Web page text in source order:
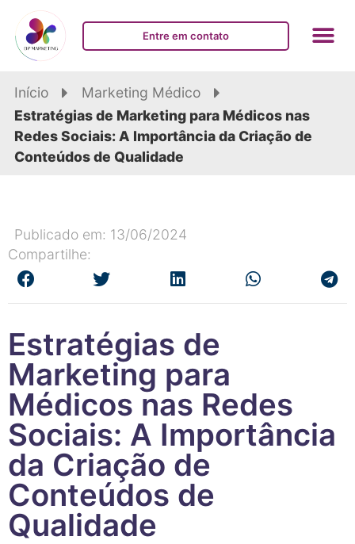
Entre em contato
Início
Marketing Médico
Estratégias de Marketing para Médicos nas
Redes Sociais: A Importância da Criação de
Conteúdos de Qualidade
Publicado em: 13/06/2024
Compartilhe:
Estratégias de
Marketing para
Médicos nas Redes
Sociais: A Importância
da Criação de
Conteúdos de
Qualidade